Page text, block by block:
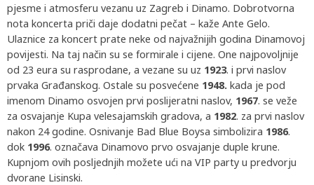
pjesme i atmosferu vezanu uz Zagreb i Dinamo. Dobrotvorna
nota koncerta priči daje dodatni pečat – kaže Ante Gelo.
Ulaznice za koncert prate neke od najvažnijih godina Dinamovoj
povijesti. Na taj način su se formirale i cijene. One najpovoljnije
od 23 eura su rasprodane, a vezane su uz 1923. i prvi naslov
prvaka Građanskog. Ostale su posvećene 1948. kada je pod
imenom Dinamo osvojen prvi poslijeratni naslov, 1967. se veže
za osvajanje Kupa velesajamskih gradova, a 1982. za prvi naslov
nakon 24 godine. Osnivanje Bad Blue Boysa simbolizira 1986.
dok 1996. označava Dinamovo prvo osvajanje duple krune.
Kupnjom ovih posljednjih možete ući na VIP party u predvorju
dvorane Lisinski.